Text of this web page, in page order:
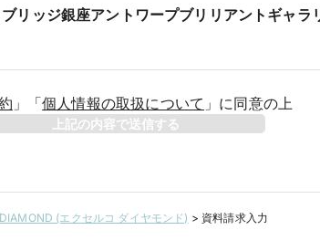
リッジ銀座アントワープブリリアントギャラ
」 「個人情報の取扱について 」 に同意の上
上記の内容で送信する
(エクセルコ ダイヤモンド) > 資料請求入力